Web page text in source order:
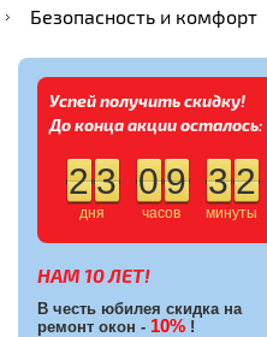
Безопасность и комфорт
Успей получить скидку!
До конца акции осталось:
23
дня
09
часов
32
минуты
НАМ 10 ЛЕТ!
В честь юбилея скидка на
ремонт окон - 10% !